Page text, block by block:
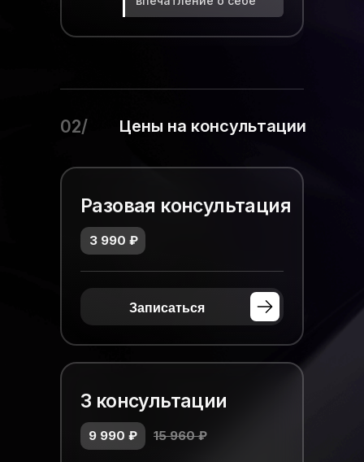
02/ Цены на консультации
Разовая консультация
3 990 ₽
3 консультации
9 990 ₽ 15 960 ₽
Записаться